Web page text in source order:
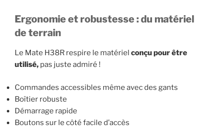
Ergonomie et robustesse : du matériel
de terrain
Le Mate H38R respire le matériel conçu pour être
utilisé, pas juste admiré !
Commandes accessibles même avec des gants
Boîtier robuste
Démarrage rapide
Boutons sur le côté facile d’accès